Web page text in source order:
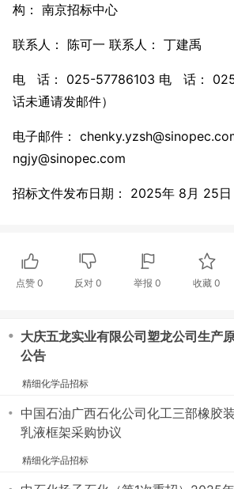
构： 南京招标中心
联系人： 陈可一 联系人： 丁建禹
电 话： 025-57786103 电 话：
话未通请发邮件）
电子邮件：
ngjy@sinopec.com
招标文件发布日期： 2025年 8月 25日
点赞 0 反对0 举报 0 收藏 0
・ 大庆五龙实业有限公司塑龙公司生产
公告
精细化学品招标
・ 中国石油广西石化公司化工三部橡胶
乳液框架采购协议
精细化学品招标